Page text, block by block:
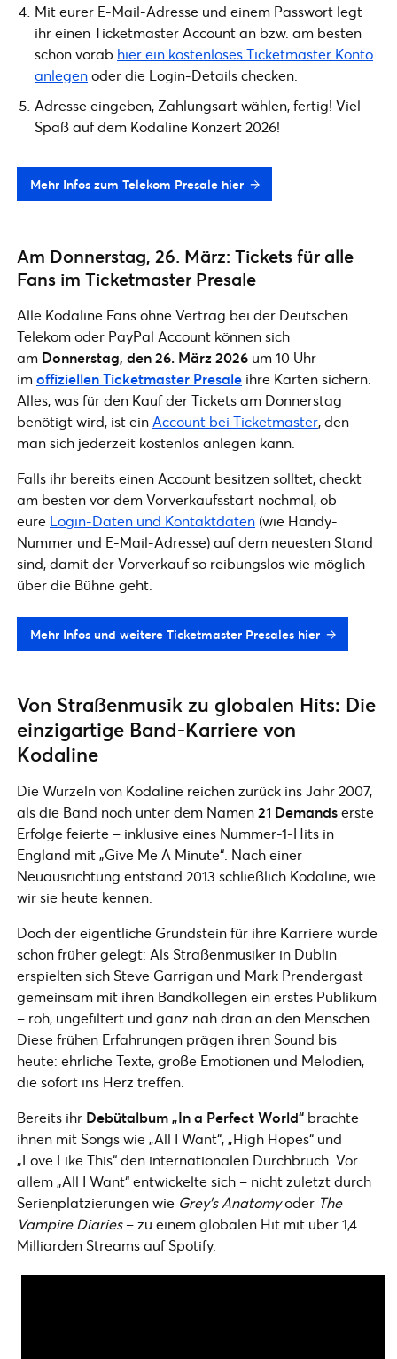
Mit eurer E-Mail-Adresse und einem Passwort legt
ihr einen Ticketmaster Account an bzw. am besten
schon vorab hier ein kostenloses Ticketmaster Konto
anlegenoder die Login-Details checken.
Adresse eingeben, Zahlungsart wählen, fertig! Viel
Spaß auf dem Kodaline Konzert 2026!
Mehr Infos zum Telekom Presale hier
Am Donnerstag, 26. März: Tickets für alle
Fans im Ticketmaster Presale
Alle Kodaline Fans ohne Vertrag bei der Deutschen
Telekom oder PayPal Account können sich
am Donnerstag, den 26. März 2026 um 10 Uhr
imoffiziellen Ticketmaster Presale ihre Karten sichern.
Alles, was für den Kauf der Tickets am Donnerstag
benötigt wird, ist einAccount bei Ticketmaster, den
man sich jederzeit kostenlos anlegen kann.
Falls ihr bereits einen Account besitzen solltet, checkt
am besten vor dem Vorverkaufsstart nochmal, ob
eure Login-Daten und Kontaktdaten (wie Handy-
Nummer und E-Mail-Adresse) auf dem neuesten Stand
sind, damit der Vorverkauf so reibungslos wie möglich
über die Bühne geht.
Mehr Infos und weitere Ticketmaster Presales hier
Von Straßenmusik zu globalen Hits: Die
einzigartige Band-Karriere von
Kodaline
Die Wurzeln von Kodaline reichen zurück ins Jahr 2007,
als die Band noch unter dem Namen21 Demandserste
Erfolge feierte – inklusive eines Nummer-1-Hits in
England mit „Give Me A Minute“. Nach einer
Neuausrichtung entstand 2013 schließlich Kodaline, wie
wir sie heute kennen.
Doch der eigentliche Grundstein für ihre Karriere wurde
schon früher gelegt: Als Straßenmusiker in Dublin
erspielten sich Steve Garrigan und Mark Prendergast
gemeinsam mit ihren Bandkollegen ein erstes Publikum
– roh, ungefiltert und ganz nah dran an den Menschen.
Diese frühen Erfahrungen prägen ihren Sound bis
heute: ehrliche Texte, große Emotionen und Melodien,
die sofort ins Herz treffen.
Bereits ihr Debütalbum „In a Perfect World“ brachte
ihnen mit Songs wie „All I Want“, „High Hopes“ und
„Love Like This“ den internationalen Durchbruch. Vor
allem „All I Want“ entwickelte sich – nicht zuletzt durch
Serienplatzierungen wie Grey’s Anatomyoder The
Vampire Diaries– zu einem globalen Hit mit über 1,4
Milliarden Streams auf Spotify.